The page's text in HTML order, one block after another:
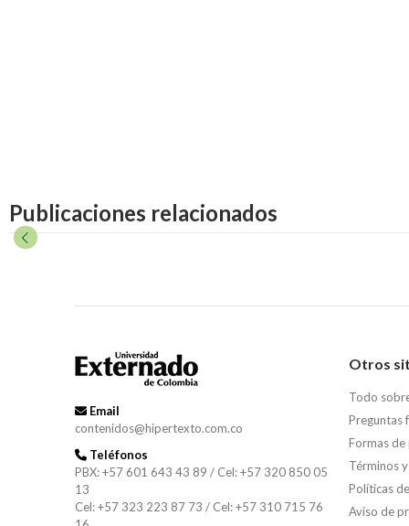
Publicaciones relacionados
Email
contenidos@hipertexto.com.co
Teléfonos
PBX: +57 601 643 43 89 / Cel: +57 320 850 05
13
Cel: +57 323 223 87 73 / Cel: +57 310 715 76
Otros
Todo
Preguntas
Formas de
Términos
Políticas
Aviso de